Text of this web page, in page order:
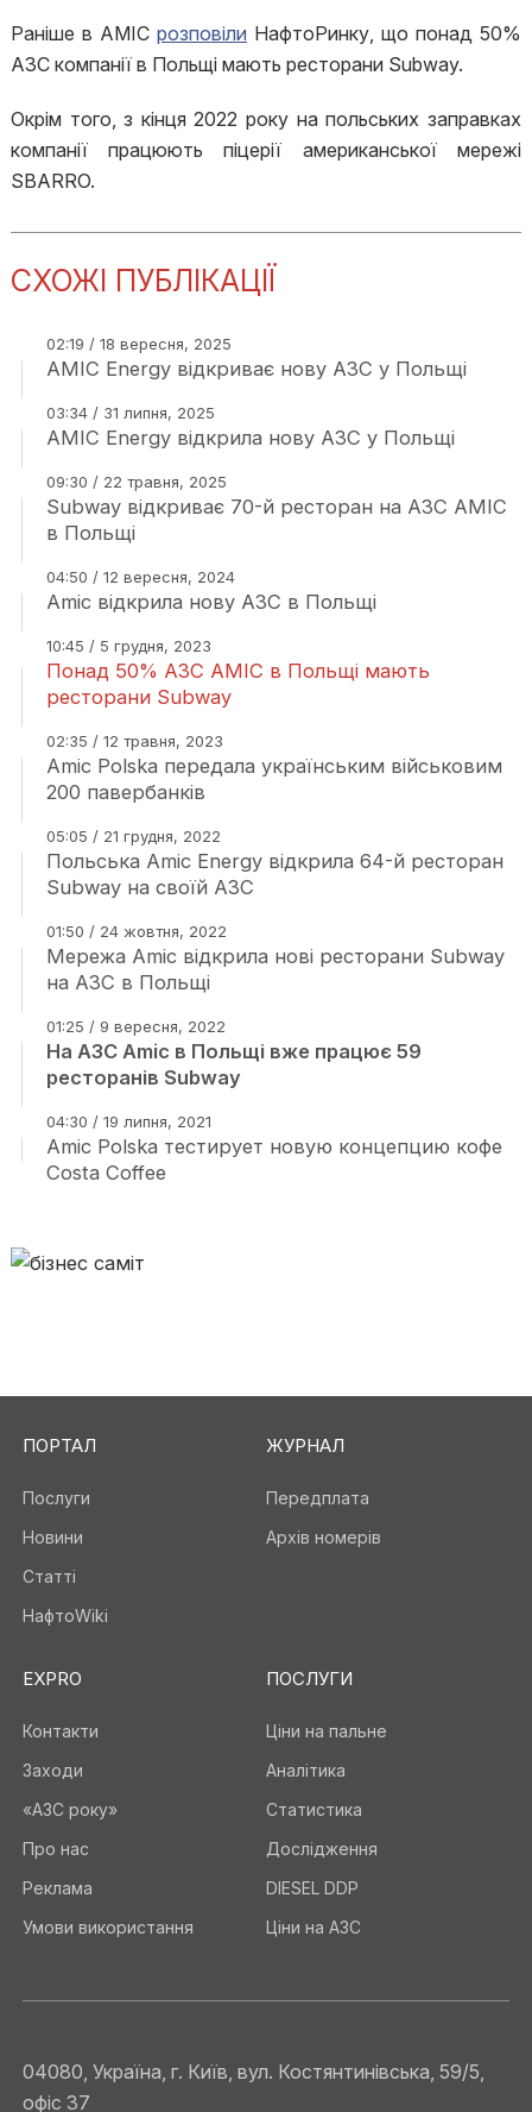
Раніше в AMIC розповіли НафтоРинку, що понад 50%
АЗС компанії в Польщі мають ресторани Subway.
Окрім того, з кінця 2022 року на польських заправках
компанії працюють піцерії американської мережі
SBARRO.
СХОЖІ ПУБЛІКАЦІЇ
02:19 / 18 вересня, 2025
AMIC Energy відкриває нову АЗС у Польщі
03:34 / 31 липня, 2025
AMIC Energy відкрила нову АЗС у Польщі
09:30 / 22 травня, 2025
Subway відкриває 70-й ресторан на АЗС AMIC
в Польщі
04:50 / 12 вересня, 2024
Amic відкрила нову АЗС в Польщі
10:45 / 5 грудня, 2023
Понад 50% АЗС AMIC в Польщі мають
ресторани Subway
02:35 / 12 травня, 2023
Amic Polska передала українським військовим
200 павербанків
05:05 / 21 грудня, 2022
Польська Amic Energy відкрила 64-й ресторан
Subway на своїй АЗС
01:50 / 24 жовтня, 2022
Мережа Amic відкрила нові ресторани Subway
на АЗС в Польщі
01:25 / 9 вересня, 2022
На АЗС Amic в Польщі вже працює 59
ресторанів Subway
04:30 / 19 липня, 2021
Amic Polska тестирует новую концепцию кофе
Costa Coffee
ПОРТАЛ
Послуги
Новини
Статті
НафтоWiki
ЖУРНАЛ
Передплата
Архів номерів
EXPRO
Контакти
Заходи
«АЗС року»
Про нас
Реклама
Умови використання
ПОСЛУГИ
Ціни на пальне
Аналітика
Статистика
Дослідження
DIESEL DDP
Ціни на АЗС
04080, Україна, г. Київ, вул. Костянтинівська, 59/5,
офіс 37